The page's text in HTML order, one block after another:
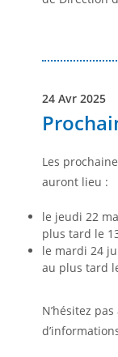
24 Avr 2025
Les
auront lieu :
le jeudi 22
plus tard le
le mardi 24
au plus tard
N’hésitez